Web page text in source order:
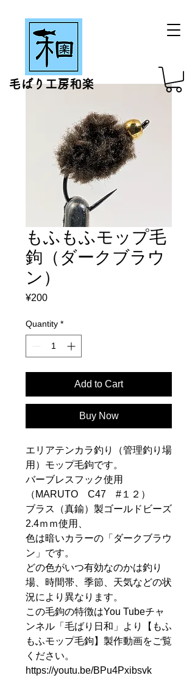
毛ばり工房和楽
もふもふモップ毛
鉤（ダークブラウ
ン）
¥200Price
Quantity *
Add to Cart
Buy Now
エリアテンカラ釣り（管理釣り場
用）モップ毛鉤です。
バーブレスフック使用
（MARUTO C47 #１２）
ブラス（真鍮）製ゴールドビーズ
2.4ｍｍ使用、
色は暗いカラーの「ダークブラウ
ン」です。
どの色がいつ有効なのかは釣り
場、時間帯、季節、天気などの状
況により異なります。
この毛鉤の特徴はYou Tubeチャ
ンネル「毛ばり日和」より【もふ
もふモップ毛鉤】製作動画をご覧
ください。
https://youtu.be/BPu4Pxibsvk